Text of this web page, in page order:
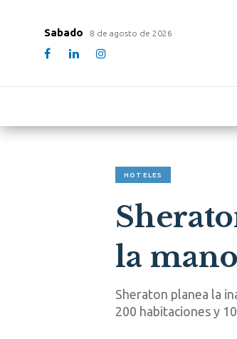
Sabado 8 de agosto de 2026
HOTELES
la
Sheraton planea la
200 habitaciones y